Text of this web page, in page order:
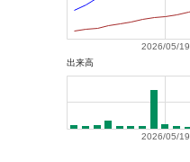
2026/05/19
出来高
2026/05/19